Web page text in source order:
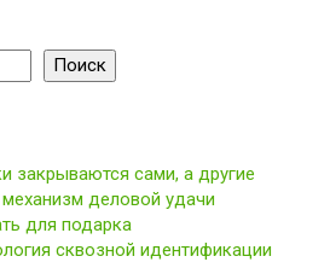
Поиск
закрываются сами, а другие
деловой удачи
для подарка
сквозной идентификации